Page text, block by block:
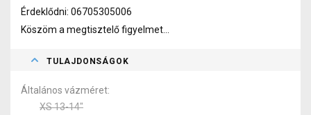
Érdeklődni: 06705305006
Köszöm a megtisztelő figyelmet...
TULAJDONSÁGOK
Általános vázméret
XS 13-14"